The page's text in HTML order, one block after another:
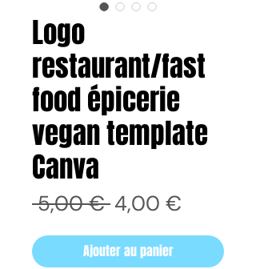
Logo
restaurant/fast
food épicerie
vegan template
Canva
5,00 € Prix
original
4,00 €
Ajouter au panier